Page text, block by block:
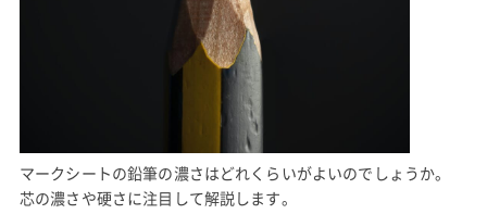
マークシートの鉛筆の濃さはどれくらいがよいのでしょうか。
芯の濃さや硬さに注目して解説します。